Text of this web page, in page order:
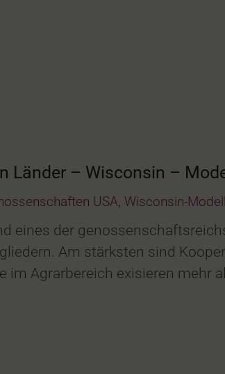
Länder – Wisconsin –
USA, Wisconsin-
eines der
Am stärksten sind
Agrarbereich exisieren mehr